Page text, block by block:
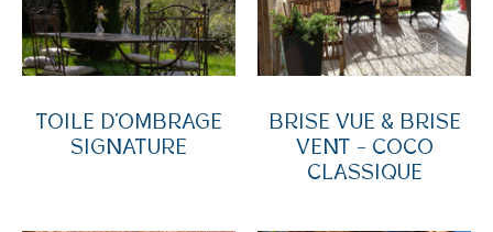
TOILE D’OMBRAGE
SIGNATURE
BRISE VUE & BRISE
VENT – COCO
CLASSIQUE